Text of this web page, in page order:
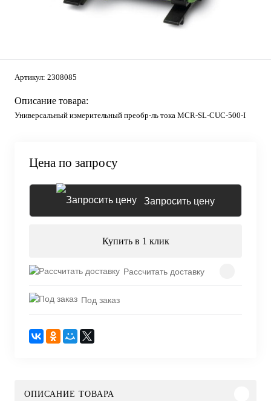
Артикул: 2308085
Описание товара:
Универсальный измерительный преобр-ль тока MCR-SL-CUC-500-I
Цена по запросу
Запросить цену
Купить в 1 клик
Рассчитать доставку
Под заказ
ОПИСАНИЕ ТОВАРА